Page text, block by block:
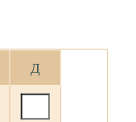
Д